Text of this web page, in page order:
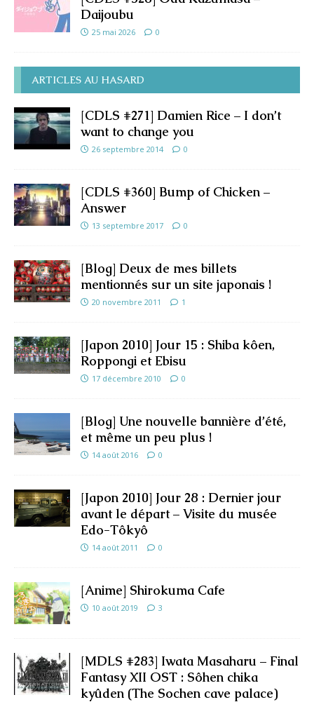
Daijoubu
25 mai 2026 0
ARTICLES AU HASARD
[CDLS #271] Damien Rice – I don’t
want to change you
26 septembre 2014 0
[CDLS #360] Bump of Chicken –
Answer
13 septembre 2017 0
[Blog] Deux de mes billets
mentionnés sur un site japonais !
20 novembre 2011 1
[Japon 2010] Jour 15 : Shiba kôen,
Roppongi et Ebisu
17 décembre 2010 0
[Blog] Une nouvelle bannière d’été,
et même un peu plus !
14 août 2016 0
[Japon 2010] Jour 28 : Dernier jour
avant le départ – Visite du musée
Edo-Tôkyô
14 août 2011 0
[Anime] Shirokuma Cafe
10 août 2019 3
[MDLS #283] Iwata Masaharu – Final
Fantasy XII OST : Sôhen chika
kyûden (The Sochen cave palace)